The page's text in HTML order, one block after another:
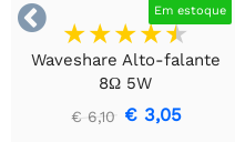
 Em estoque
Waveshare Alto-falante
8Ω 5W
€ 6,10 € 3,05